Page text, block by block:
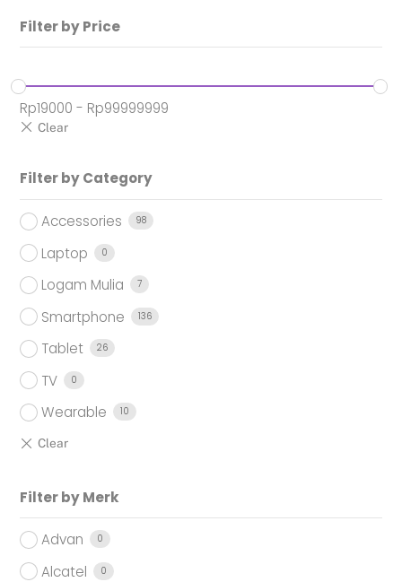
Filter by Price
Rp19000 - Rp99999999
Filter by Category
Accessories 98
Laptop 0
Logam Mulia 7
Smartphone 136
Tablet 26
TV 0
Wearable 10
Filter by Merk
Advan 0
Alcatel 0